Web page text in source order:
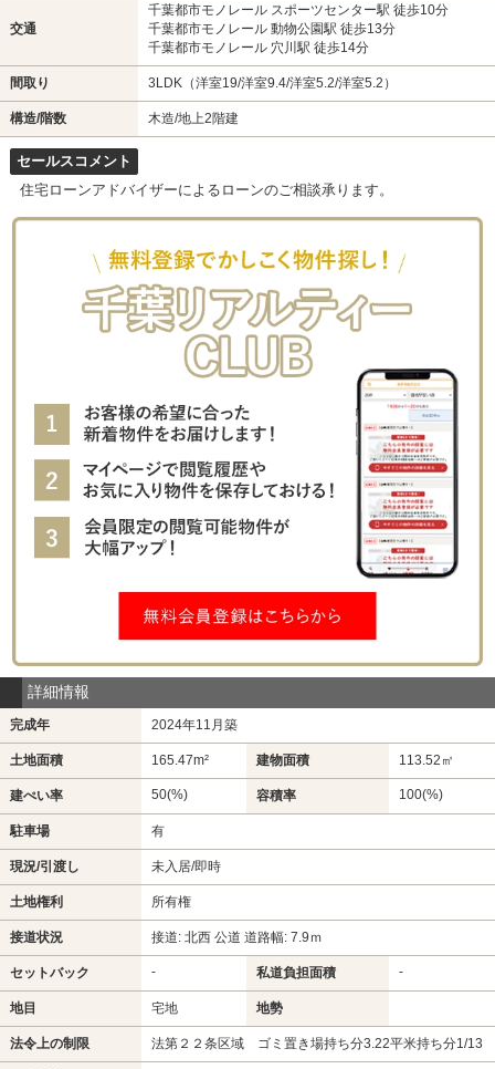
交通
千葉都市モノレール スポーツセンター駅 徒歩10分
千葉都市モノレール 動物公園駅 徒歩13分
千葉都市モノレール 穴川駅 徒歩14分
間取り 3LDK（洋室19/洋室9.4/洋室5.2/洋室5.2）
構造/階数 木造/地上2階建
セールスコメント
住宅ローンアドバイザーによるローンのご相談承ります。
詳細情報
完成年 2024年11月築
土地面積 165.47m² 建物面積 113.52㎡
建ぺい率 50(%) 容積率 100(%)
駐車場 有
現況/引渡し 未入居/即時
土地権利 所有権
接道状況 接道: 北西 公道 道路幅: 7.9ｍ
セットバック - 私道負担面積 -
地目 宅地 地勢
法令上の制限 法第２２条区域 ゴミ置き場持ち分3.22平米持ち分1/13